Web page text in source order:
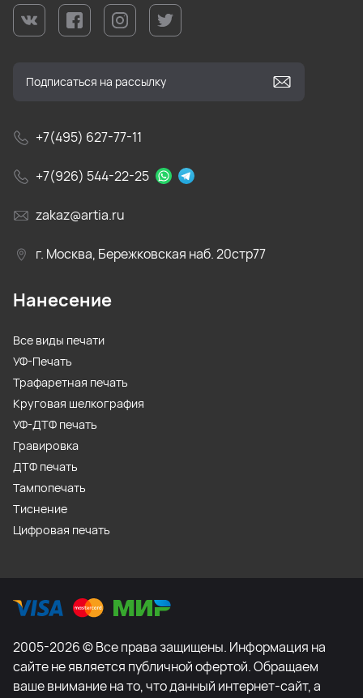
+7(495) 627-77-11
+7(926) 544-22-25
zakaz@artia.ru
г. Москва, Бережковская наб. 20стр77
Нанесение
Все виды печати
УФ-Печать
Трафаретная печать
Круговая шелкография
УФ-ДТФ печать
Гравировка
ДТФ печать
Тампопечать
Тиснение
Цифровая печать
2005-2026 © Все права защищены. Информация на
сайте не является публичной офертой. Обращаем
ваше внимание на то, что данный интернет-сайт, а